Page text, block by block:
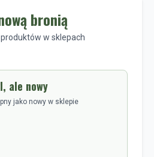
bronią
w sklepach
ale nowy
jako nowy w sklepie